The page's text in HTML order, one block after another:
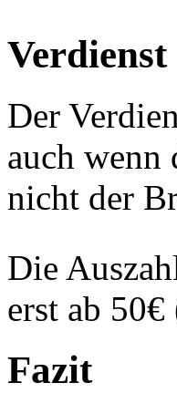
Verdienst
Der
auch wenn
nicht der
Die
erst ab
Fazit